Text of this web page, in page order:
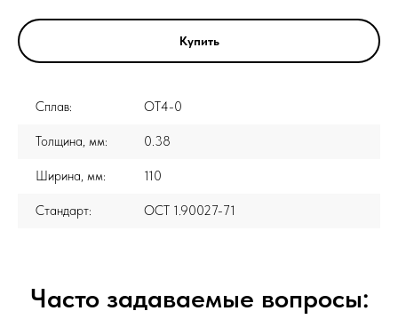
Купить
Сплав: ОТ4-0
Толщина, мм: 0.38
Ширина, мм: 110
Стандарт: ОСТ 1.90027-71
Часто задаваемые вопросы: